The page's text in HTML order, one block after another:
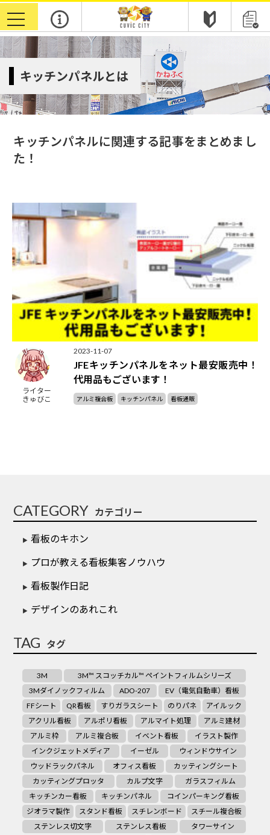
toggle
navigation
キッチンパネルとは
キッチンパネルに関連する記事をまとめまし
た！
ライター
きゅびこ
2023-11-07
JFEキッチンパネルをネット最安販売中！
代用品もございます！
アルミ複合板 キッチンパネル 看板通販
CATEGORY カテゴリー
看板のキホン
プロが教える看板集客ノウハウ
看板製作日記
デザインのあれこれ
TAG タグ
3M
3M™ スコッチカル™ ペイントフィルムシリーズ
3Mダイノックフィルム
ADO-207
EV（電気自動車）看板
FFシート
QR看板 すりガラスシート のりパネ
アイルック
アクリル看板
アルポリ看板 アルマイト処理
アルミ建材
アルミ枠
アルミ複合板 イベント看板
イラスト製作
インクジェットメディア
イーゼル
ウィンドウサイン
ウッドラックパネル
オフィス看板
カッティングシート
カッティングプロッタ
カルプ文字
ガラスフィルム
キッチンカー看板
キッチンパネル
コインパーキング看板
ジオラマ製作
スタンド看板 スチレンボード
スチール複合板
ステンレス切文字
ステンレス看板
タワーサイン